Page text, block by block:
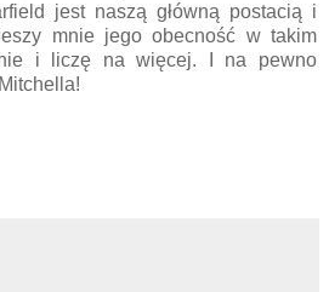
jest naszą główną postacią i
mnie jego obecność w takim
i liczę na więcej. I na pewno